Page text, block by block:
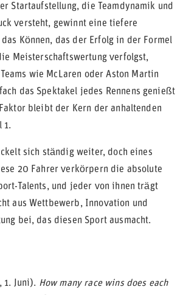
Startaufstellung, die Teamdynamik und
versteht, gewinnt eine tiefere
Können, das der Erfolg in der Formel
Meisterschaftswertung verfolgst,
wie McLaren oder Aston Martin
das Spektakel jedes Rennens genießt
bleibt der Kern der anhaltenden
1.
sich ständig weiter, doch eines
20 Fahrer verkörpern die absolute
Talents, und jeder von ihnen trägt
aus Wettbewerb, Innovation und
bei, das diesen Sport ausmacht.
1. Juni). How many race wins does each